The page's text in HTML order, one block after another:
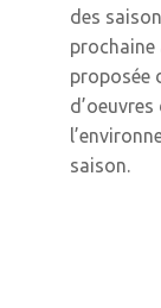
des
prochaine
proposée
saison.